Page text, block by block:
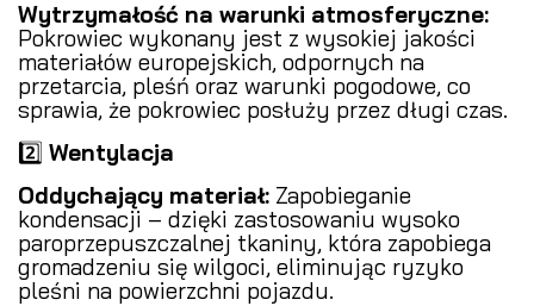
Wytrzymałość na warunki atmosferyczne:
Pokrowiec wykonany jest z wysokiej jakości
materiałów europejskich, odpornych na
przetarcia, pleśń oraz warunki pogodowe, co
sprawia, że pokrowiec posłuży przez długi czas.
2️⃣ Wentylacja
Oddychający materiał: Zapobieganie
kondensacji – dzięki zastosowaniu wysoko
paroprzepuszczalnej tkaniny, która zapobiega
gromadzeniu się wilgoci, eliminując ryzyko
pleśni na powierzchni pojazdu.